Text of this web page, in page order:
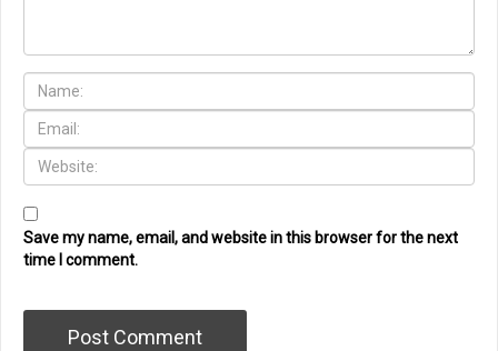
Save my name, email, and website in this browser for the next
time I comment.